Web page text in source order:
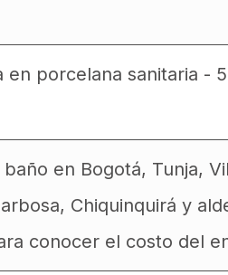
en porcelana sanitaria -
en Bogotá, Tunja,
Chiquinquirá y
conocer el costo del